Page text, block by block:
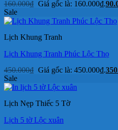
160.000₫ Giá gốc là: 160.000₫.
Sale
Lịch Khung Tranh
Lịch Khung Tranh Phúc Lộc Thọ
450.000₫ Giá gốc là: 450.000₫.
Sale
Lịch Nẹp Thiếc 5 Tờ
Lịch 5 tờ Lộc xuân